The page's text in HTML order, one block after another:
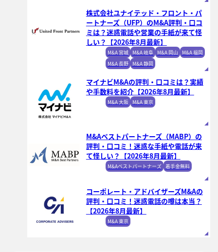
株式会社ユナイテッド・フロント・パ
ートナーズ（UFP）のM&A評判・口コ
ミは？迷惑電話や営業の手紙が来て怪
しい？【2026年8月最新】
M&A 宮城 M&A 岐阜 M&A 岡山
M&A 福岡
M&A 長野
M&A 静岡
マイナビM&Aの評判・口コミは？実績
や手数料を紹介【2026年8月最新】
M&A 大阪 M&A 東京
M&Aベストパートナーズ（MABP）の
評判・口コミ！迷惑な手紙や電話が来
て怪しい？【2026年8月最新】
M&Aベストパートナーズ 着手金無料
コーポレート・アドバイザーズM&Aの
評判・口コミ！迷惑電話の噂は本当？
【2026年8月最新】
M&A 東京